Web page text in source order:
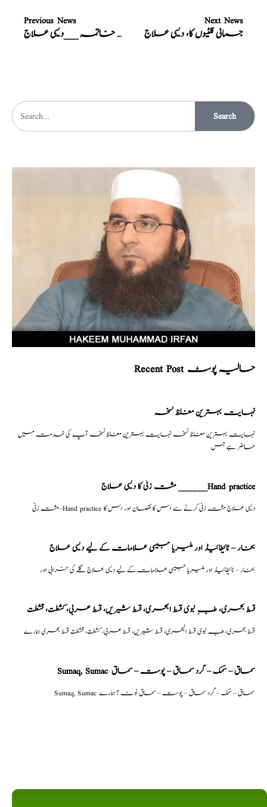
Previous News
تمام جسمانی دردوں کا، چند دن میں خاتمہ ___دیسی علاج
Next News
جسمانی گلٹیوں کا، دیسی علاج
Search
Recent Post حالیہ پوسٹ
نہایت بہترین مغلظ نسخہ
نہایت بہترین مغلظ نسخہ نہایت بہترین مغلظ نسخہ آپ کی خدمت میں
حاضر ہے جس
مشت زنی کا دیسی علاج _______Hand practice
مشت زنی–Hand practice دیسی علاج مشت زنی کرنے سے اس کا نقصان اور اس کا
بخار – ٹائیفائیڈ اور ملیریا جیسی علامات کے لیے دیسی علاج
بخار – ٹائیفائیڈ اور ملیریا جیسی علامات کے لیے دیسی علاج گلے کی خرابی اور
قسط بحری، طبِ نبوی قسط البحری، قسط شیریں، قسط عربی، كشطت، قشطت
قسط بحری، طبِ نبوی قسط البحری، قسط شیریں، قسط عربی، كشطت، قشطت قسط بحری ہمارے
Sumaq, Sumac سماق – سُمک – گرد سماق – پوست – سماق
Sumaq, Sumac سماق – سُمک – گرد سماق – پوست – سماق نوٹ ؟ ہمارے